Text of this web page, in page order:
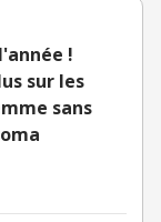
!
sur les
sans